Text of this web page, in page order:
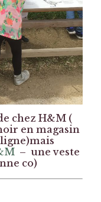
chez H&M (
en magasin
– une veste
co)